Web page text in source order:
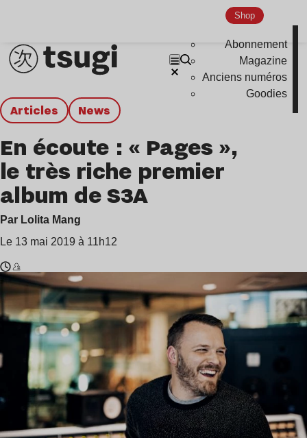
Shop
Abonnement
Magazine
Anciens numéros
Goodies
Articles news
En écoute : « Pages »,
le très riche premier
album de S3A
Par Lolita Mang
Le 13 mai 2019 à 11h12
Temps
de
lecture
S3A